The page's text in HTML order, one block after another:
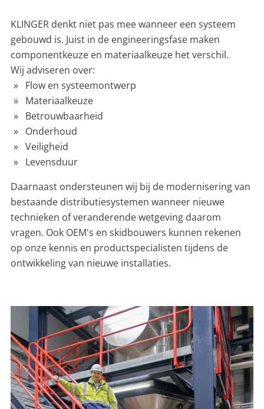
KLINGER denkt niet pas mee wanneer een systeem
gebouwd is. Juist in de engineeringsfase maken
componentkeuze en materiaalkeuze het verschil.
Wij adviseren over:
Flow en systeemontwerp
Materiaalkeuze
Betrouwbaarheid
Onderhoud
Veiligheid
Levensduur
Daarnaast ondersteunen wij bij de modernisering van
bestaande distributiesystemen wanneer nieuwe
technieken of veranderende wetgeving daarom
vragen. Ook OEM's en skidbouwers kunnen rekenen
op onze kennis en productspecialisten tijdens de
ontwikkeling van nieuwe installaties.